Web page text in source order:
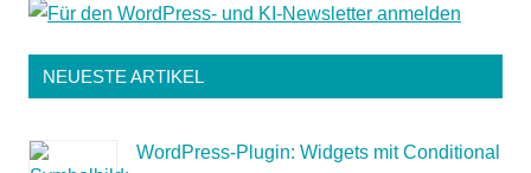
NEUESTE ARTIKEL
WordPress-Plugin: Widgets mit Conditional